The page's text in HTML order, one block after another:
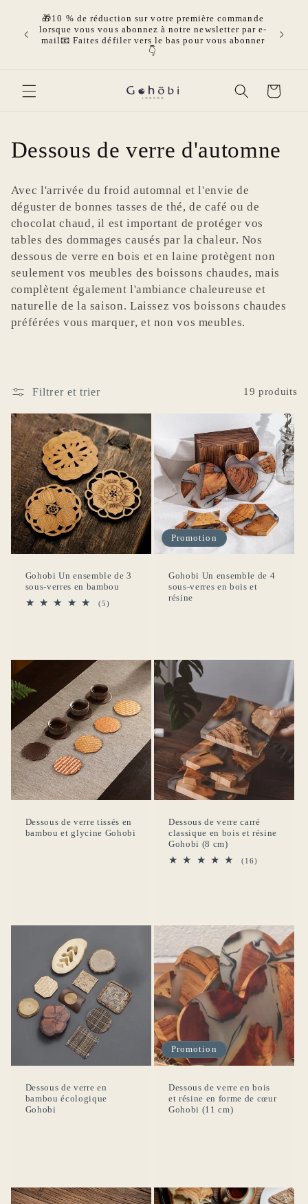
contenu
🎁10 % de réduction sur votre première commande
lorsque vous vous abonnez à notre newsletter par e-
mail📧 Faites défiler vers le bas pour vous abonner
👇
Panier
C
l
l
e
c
t
n
:
Dessous de verre d'automne
Avec l'arrivée du froid automnal et l'envie de
déguster de bonnes tasses de thé, de café ou de
chocolat chaud, il est important de protéger vos
tables des dommages causés par la chaleur. Nos
dessous de verre en bois et en laine protègent non
seulement vos meubles des boissons chaudes, mais
complètent également l'ambiance chaleureuse et
naturelle de la saison. Laissez vos boissons chaudes
préférées vous marquer, et non vos meubles.
Filtrer et trier 19 produits
Gohobi Un ensemble de 3
sous-verres en bambou
(5)5
Promotion
Gohobi Un ensemble de 4
sous-verres en bois et
résine
Dessous de verre tissés en
bambou et glycine Gohobi
Dessous de verre carré
classique en bois et résine
Gohobi (8 cm)
(16)16
Dessous de verre en
bambou écologique
Gohobi
Promotion
Dessous de verre en bois
et résine en forme de cœur
Gohobi (11 cm)